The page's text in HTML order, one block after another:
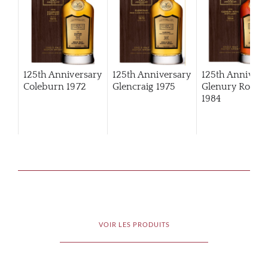
125th Anniversary
Coleburn 1972
125th Anniversary
Glencraig 1975
125th
Glenury Royal
1984
VOIR LES PRODUITS